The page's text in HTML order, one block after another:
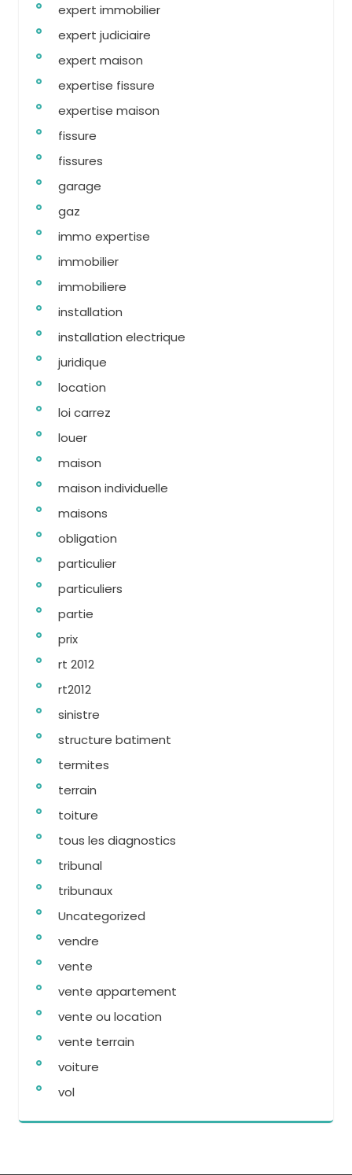
expert immobilier
expert judiciaire
expert maison
expertise fissure
expertise maison
fissure
fissures
garage
gaz
immo expertise
immobilier
immobiliere
installation
installation electrique
juridique
location
loi carrez
louer
maison
maison individuelle
maisons
obligation
particulier
particuliers
partie
prix
rt 2012
rt2012
sinistre
structure batiment
termites
terrain
toiture
tous les diagnostics
tribunal
tribunaux
Uncategorized
vendre
vente
vente appartement
vente ou location
vente terrain
voiture
vol